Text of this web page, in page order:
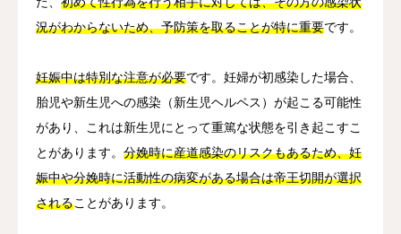
況がわからないため、予防策を取ることが特に重要です。
妊娠中は特別な注意が必要です。妊婦が初感染した場合、
胎児や新生児への感染（新生児ヘルペス）が起こる可能性
があり、これは新生児にとって重篤な状態を引き起こすこ
とがあります。 分娩時に産道感染のリスクもあるため、妊
娠中や分娩時に活動性の病変がある場合は帝王切開が選択
されることがあります。